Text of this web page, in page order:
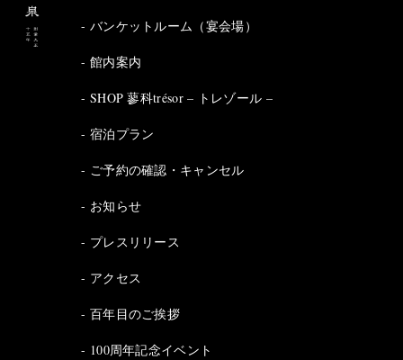
バンケットルーム（宴会場）
館内案内
SHOP 蓼科trésor – トレゾール –
宿泊プラン
ご予約の確認・キャンセル
お知らせ
プレスリリース
アクセス
百年目のご挨拶
100周年記念イベント